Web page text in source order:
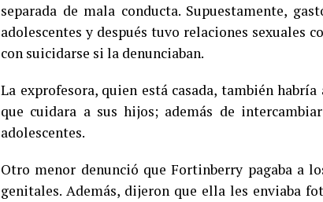
separada de mala conducta. Supuestamente,
adolescentes y después tuvo relaciones sexuales
con suicidarse si la denunciaban.
La exprofesora, quien está casada, también
que cuidara a sus hijos; además de
adolescentes.
Otro menor denunció que Fortinberry pagaba a
genitales. Además, dijeron que ella les enviaba